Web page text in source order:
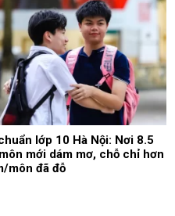
lớp 10 Hà Nội: Nơi 8.5
mới dám mơ, chỗ chỉ hơn
môn đã đỗ